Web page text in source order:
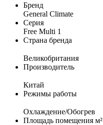
Бренд
General Climate
Серия
Free Multi 1
Страна бренда
Великобритания
Производитель
Китай
Режимы работы
Охлаждение/Обогрев
Площадь помещения м²